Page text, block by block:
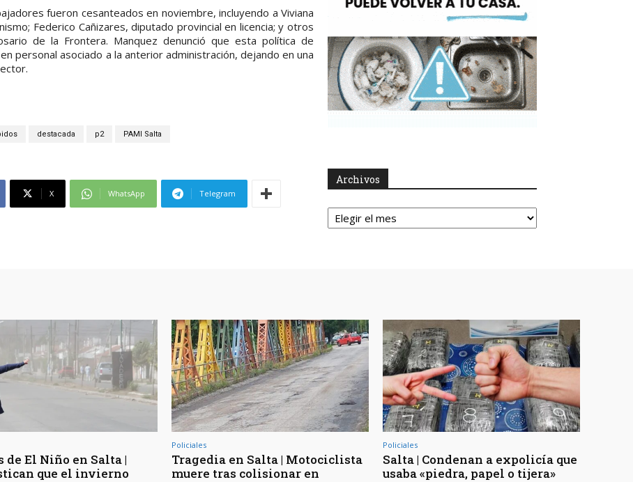
fueron cesanteados en noviembre, incluyendo a Viviana
Federico Cañizares, diputado provincial en licencia; y otros
de la Frontera. Manquez denunció que esta política de
personal asociado a la anterior administración, dejando en una
destacada p2 PAMI Salta
X WhatsApp Telegram
Archivos
Archivos
de El Niño en Salta |
que el invierno
Policiales
Tragedia en Salta | Motociclista
muere tras colisionar en
Policiales
Salta | Condenan a expolicía que
usaba «piedra, papel o tijera»